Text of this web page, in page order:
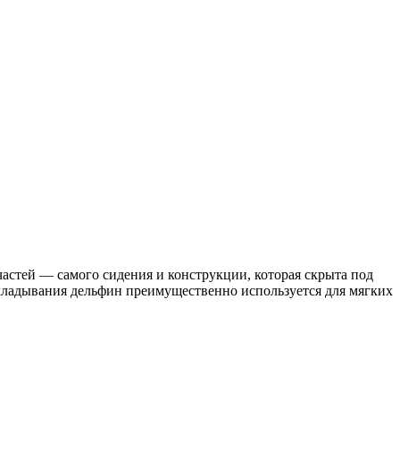
— самого сидения и конструкции, которая скрыта под
дельфин преимущественно используется для мягких